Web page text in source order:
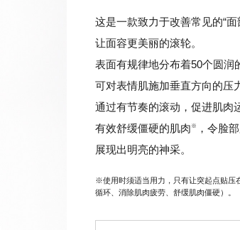
这是一款致力于改善常见的“
让面容更美丽的滚轮。
表面有规律地分布着50个圆润
可对表情肌施加垂直方向的压
通过有节奏的滚动，促进肌肉
有效舒缓僵硬的肌肉 ※
，令脸
展现出明亮的神采。
※使用时须适当用力，只有让突起点贴压
循环、消除肌肉疲劳、舒缓肌肉僵硬）。